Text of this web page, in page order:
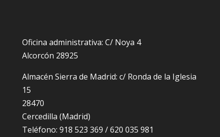
Oficina administrativa: C/ Noya 4
Alcorcón 28925
Almacén Sierra de Madrid: c/ Ronda de la Iglesia
15
28470
Cercedilla (Madrid)
Teléfono: 918 523 369 / 620 035 981